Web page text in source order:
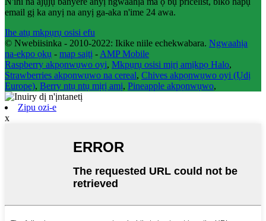
email gị ka anyị na anyị ga-aka n'ime 24 awa.
Ihe atụ mkpụrụ osisi efu
© Nwebiisinka - 2010-2022: Ikike niile echekwabara. Ngwaahịa
na-ekpo ọkụ - map saịtị - AMP Mobile
Raspberry akpọnwụwo oyi, Mkpụrụ osisi mịrị amịkpọ Halo,
Strawberries akpọnwụwo na cereal, Chives akpọnwụwo oyi (Ụdị
Europe), Berry ntụ ntụ mịrị amị, Pineapple akpọnwụwo,
Zipu ozi-e
x